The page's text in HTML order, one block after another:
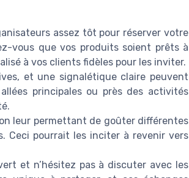
assez tôt pour réserver votre
vous que vos produits soient prêts à
à vos clients fidèles pour les inviter.
et une signalétique claire peuvent
principales ou près des activités
leur permettant de goûter différentes
Ceci pourrait les inciter à revenir vers
et n’hésitez pas à discuter avec les